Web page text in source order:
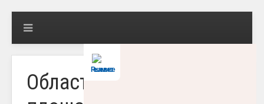
Решаем вместе
Областная стажерская